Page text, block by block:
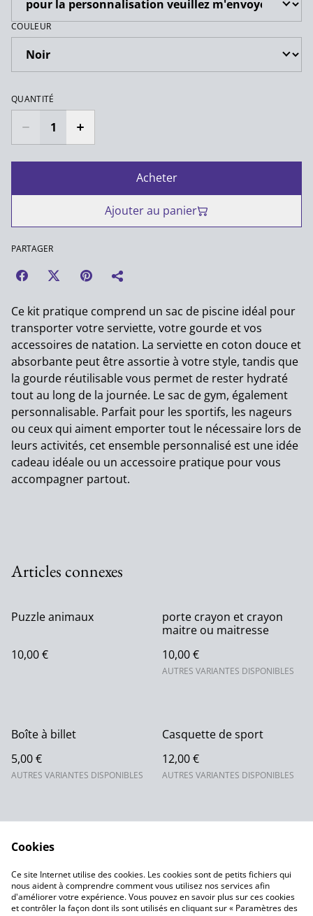
COULEUR
QUANTITÉ
Acheter
Ajouter au panier
PARTAGER
Ce kit pratique comprend un sac de piscine idéal pour
transporter votre serviette, votre gourde et vos
accessoires de natation. La serviette en coton douce et
absorbante peut être assortie à votre style, tandis que
la gourde réutilisable vous permet de rester hydraté
tout au long de la journée. Le sac de gym, également
personnalisable. Parfait pour les sportifs, les nageurs
ou ceux qui aiment emporter tout le nécessaire lors de
leurs activités, cet ensemble personnalisé est une idée
cadeau idéale ou un accessoire pratique pour vous
accompagner partout.
Articles connexes
Puzzle animaux
10,00 €
porte crayon et crayon
maitre ou maitresse
10,00 €
AUTRES VARIANTES DISPONIBLES
Boîte à billet
5,00 €
AUTRES VARIANTES DISPONIBLES
Casquette de sport
12,00 €
AUTRES VARIANTES DISPONIBLES
Contactez-nous
Conditions
Politique de
Politique de cookies
Cookies
Ce site Internet utilise des cookies. Les cookies sont de petits fichiers qui
nous aident à comprendre comment vous utilisez nos services afin
d'améliorer votre expérience. Vous pouvez en savoir plus sur ces cookies
et contrôler la façon dont ils sont utilisés en cliquant sur « Paramètres des